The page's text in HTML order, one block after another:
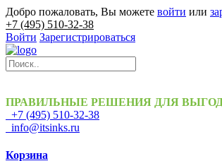
Добро пожаловать, Вы можете войти или
+7 (495) 510-32-38
Войти Зарегистрироваться
ПРАВИЛЬНЫЕ РЕШЕНИЯ ДЛЯ
+7 (495) 510-32-38
info@itsinks.ru
Корзина